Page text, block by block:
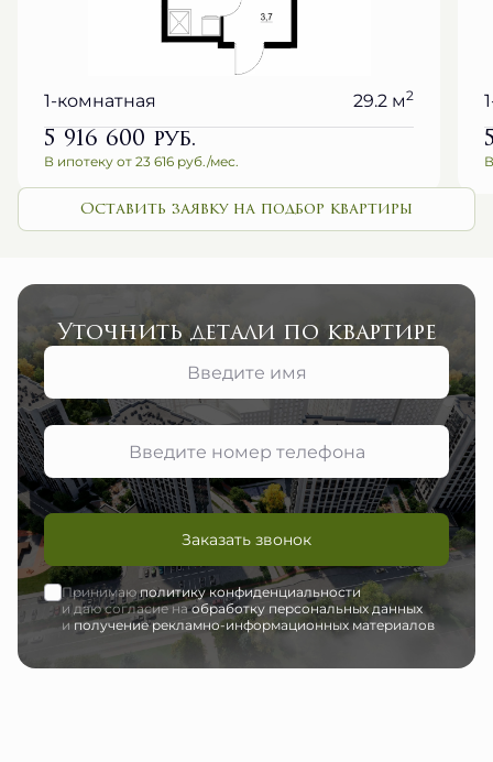
1-комнатная 29.2 м2
5 916 600руб.
В ипотеку от 23 616 руб./мес.
Оставить заявку на подбор квартиры
Уточнить детали по квартире
Заказать звонок
Принимаюполитику конфиденциальности
и даю согласие наобработку персональных данных
иполучение рекламно-информационных материалов